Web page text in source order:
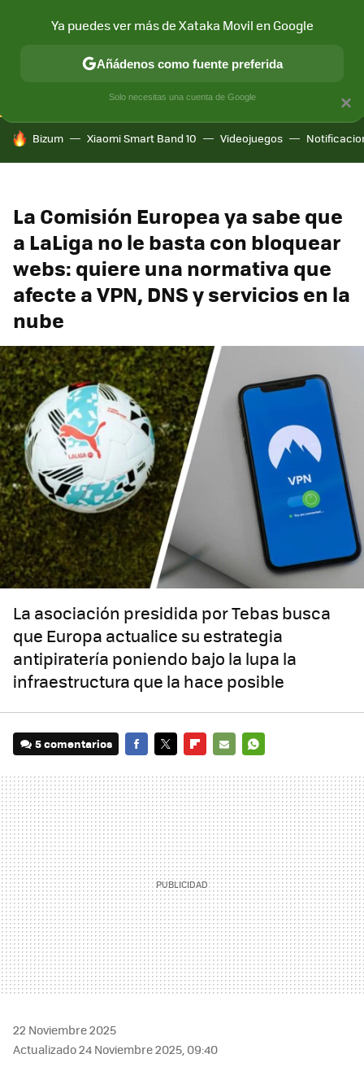
CONECTIVIDAD MÓVIL Y SOCIEDAD APLICACIONES
HOY SE HABLA DE
Bizum Xiaomi Smart Band 10 Videojuegos
La Comisión Europea ya sabe que
a LaLiga no le basta con bloquear
webs: quiere una normativa que
afecte a VPN, DNS y servicios en la
nube
La asociación presidida por Tebas busca
que Europa actualice su estrategia
antipiratería poniendo bajo la lupa la
infraestructura que la hace posible
5 comentarios
MAIL
22 Noviembre 2025
Actualizado 24 Noviembre 2025, 09:40
×
Ya puedes ver más de Xataka Movil en Google
Añádenos como fuente preferida
Solo necesitas una cuenta de Google